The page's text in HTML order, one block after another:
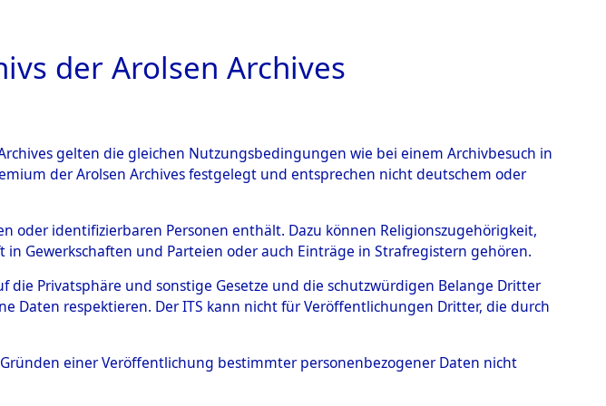
ÜBERSICHT BILD
unbekannte ausländische
Todesopfer aus
deren Grabstätten.→0002 (84611031)
der Arolsen Archives
gelten die gleichen Nutzungsbedingungen wie bei einem Archivbesuch in
der Arolsen Archives festgelegt und entsprechen nicht deutschem oder
oder identifizierbaren Personen enthält. Dazu können Religionszugehörigkeit,
Gewerkschaften und Parteien oder auch Einträge in Strafregistern gehören.
die Privatsphäre und sonstige Gesetze und die schutzwürdigen Belange Dritter
Daten respektieren. Der ITS kann nicht für Veröffentlichungen Dritter, die durch
einer Veröffentlichung bestimmter personenbezogener Daten nicht